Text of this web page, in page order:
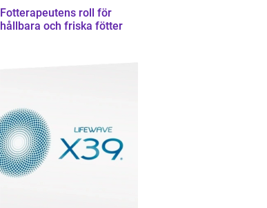
Fotterapeutens roll för
hållbara och friska fötter